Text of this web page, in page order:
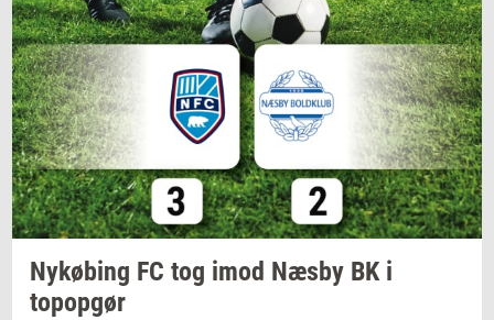
Ny­kø­bing FC tog imod Næsby BK i
topop­gør